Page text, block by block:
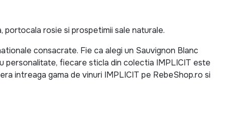
rosie si prospetimii sale naturale.
consacrate. Fie ca alegi un Sauvignon Blanc
personalitate, fiecare sticla din colectia IMPLICIT este
intreaga gama de vinuri IMPLICIT pe RebeShop.ro si